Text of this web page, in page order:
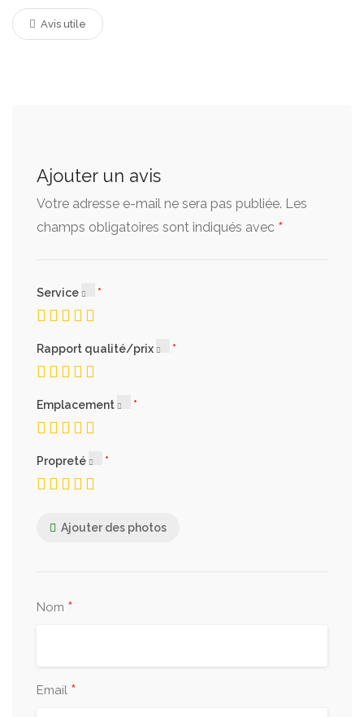
Avis utile
Ajouter un avis
Votre adresse e-mail ne sera pas publiée. Les
champs obligatoires sont indiqués avec *
Service
Rapport qualité/prix
Emplacement
Propreté
Ajouter des photos
Nom *
Email *